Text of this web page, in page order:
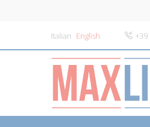
Italian English +39